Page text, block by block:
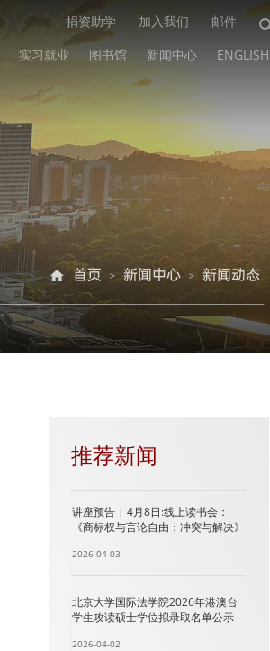
捐资助学 加入我们
邮件
实习就业 图书馆 新闻中心 ENGLISH
首页 > 新闻中心 > 新闻动态
推荐新闻
讲座预告 | 4月8日:线上读书会：
《商标权与言论自由：冲突与解决》
2026-04-03
北京大学国际法学院2026年港澳台
学生攻读硕士学位拟录取名单公示
2026-04-02